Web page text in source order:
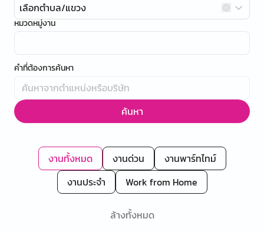
เลือกตำบล/แขวง
หมวดหมู่งาน
คำที่ต้องการค้นหา
ค้นหา
งานทั้งหมด งานด่วน
งานพาร์ทไทม์
งานประจำ
Work from Home
ล้างทั้งหมด